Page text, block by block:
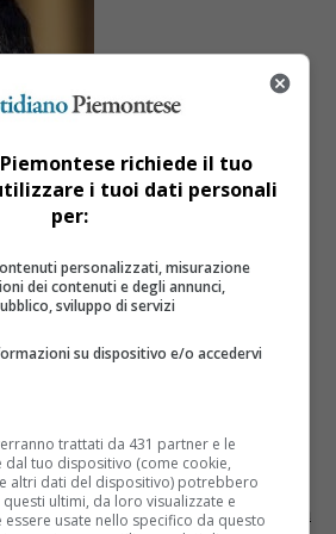
Piemontese come Fonte preferita
richiede il tuo
i tuoi dati personali
per:
personalizzati, misurazione
dei contenuti e degli annunci,
sviluppo di servizi
su dispositivo e/o accedervi
trattati da 431 partner e le
tuo dispositivo (come cookie,
altri dati del dispositivo) potrebbero
ultimi, da loro visualizzate e
usate nello specifico da questo